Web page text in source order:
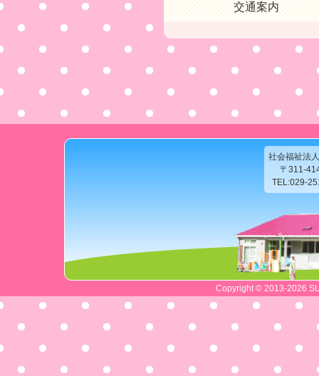
交通案内
社会福祉法
〒311-
TEL:029-
Copyright © 2013-2026